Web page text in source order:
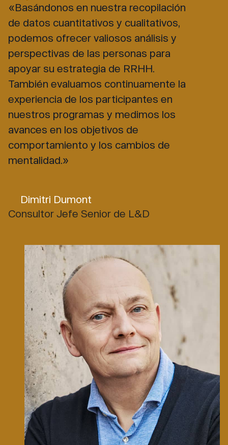
«Basándonos en nuestra recopilación
de datos cuantitativos y cualitativos,
podemos ofrecer valiosos análisis y
perspectivas de las personas para
apoyar su estrategia de RRHH.
También evaluamos continuamente la
experiencia de los participantes en
nuestros programas y medimos los
avances en los objetivos de
comportamiento y los cambios de
mentalidad.»
Dimitri Dumont
Consultor Jefe Senior de L&D